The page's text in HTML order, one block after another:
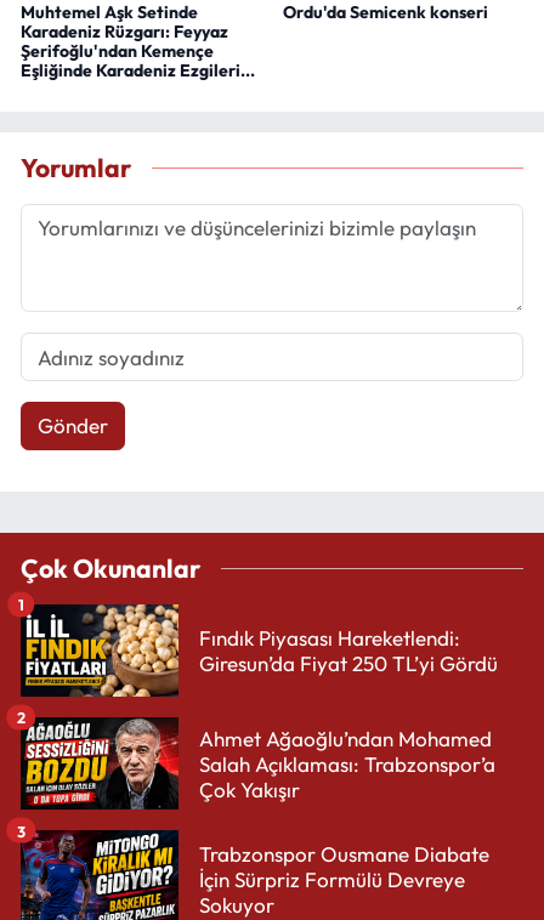
Muhtemel Aşk Setinde
Karadeniz Rüzgarı: Feyyaz
Şerifoğlu'ndan Kemençe
Eşliğinde Karadeniz Ezgileri...
Ordu'da Semicenk konseri
Yorumlar
Gönder
Çok Okunanlar
Fındık Piyasası Hareketlendi:
Giresun’da Fiyat 250 TL’yi Gördü
1
Ahmet Ağaoğlu’ndan Mohamed
Salah Açıklaması: Trabzonspor’a
Çok Yakışır
2
Trabzonspor Ousmane Diabate
İçin Sürpriz Formülü Devreye
Sokuyor
3